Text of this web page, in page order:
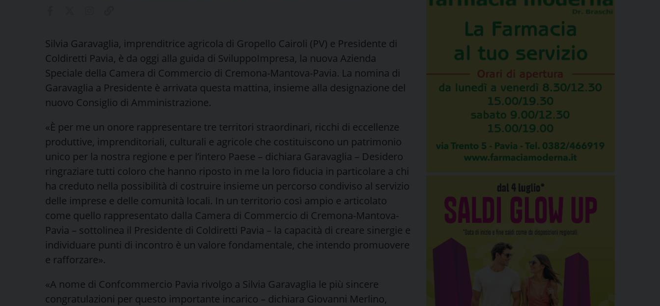
Silvia Garavaglia, imprenditrice agricola di Gropello Cairoli (PV) e Presidente di
Coldiretti Pavia, è da oggi alla guida di SviluppoImpresa, la nuova Azienda
Speciale della Camera di Commercio di Cremona-Mantova-Pavia. La nomina di
Garavaglia a Presidente è arrivata questa mattina, insieme alla designazione del
nuovo Consiglio di Amministrazione.
«È per me un onore rappresentare tre territori straordinari, ricchi di eccellenze
produttive, imprenditoriali, culturali e agricole che costituiscono un patrimonio
unico per la nostra regione e per l’intero Paese – dichiara Garavaglia – Desidero
ringraziare tutti coloro che hanno riposto in me la loro fiducia in particolare a chi
ha creduto nella possibilità di costruire insieme un percorso condiviso al servizio
delle imprese e delle comunità locali. In un territorio così ampio e articolato
come quello rappresentato dalla Camera di Commercio di Cremona-Mantova-
Pavia – sottolinea il Presidente di Coldiretti Pavia – la capacità di creare sinergie e
individuare punti di incontro è un valore fondamentale, che intendo promuovere
e rafforzare».
«A nome di Confcommercio Pavia rivolgo a Silvia Garavaglia le più sincere
congratulazioni per questo importante incarico – dichiara Giovanni Merlino,